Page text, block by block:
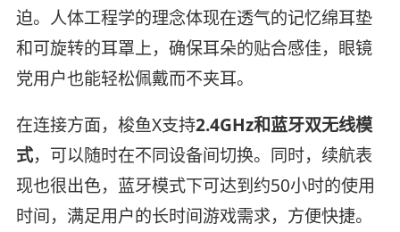
迫。人体工程学的理念体现在透气的记忆绵耳垫
和可旋转的耳罩上，确保耳朵的贴合感佳，眼镜
党用户也能轻松佩戴而不夹耳。
在连接方面，梭鱼X支持2.4GHz和蓝牙双无线模
式，可以随时在不同设备间切换。同时，续航表
现也很出色，蓝牙模式下可达到约50小时的使用
时间，满足用户的长时间游戏需求，方便快捷。